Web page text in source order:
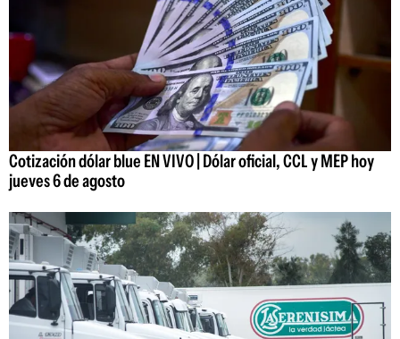
Cotización dólar blue EN VIVO | Dólar oficial, CCL y MEP hoy
jueves 6 de agosto